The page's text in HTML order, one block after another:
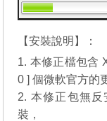
【安裝說明】：
1. 本修正檔包含
0 ] 個微軟官方的
2. 本修正包無
裝，